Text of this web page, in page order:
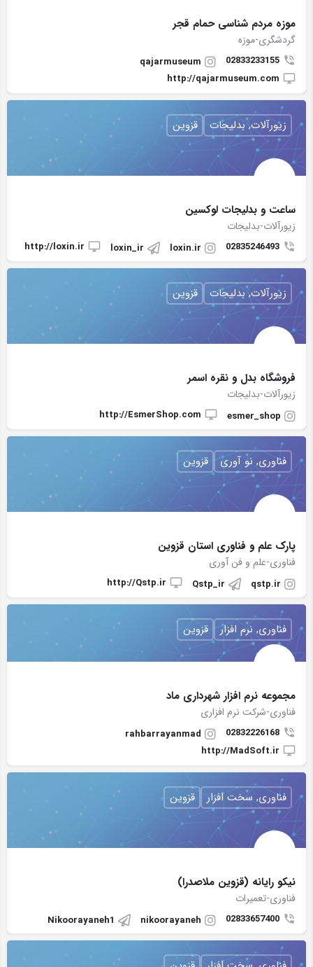
موزه مردم شناسی حمام قجر
گردشگری-موزه
02833233155
qajarmuseum
http://qajarmuseum.com
ساعت و بدلیجات لوکسین
زیورآلات-بدلیجات
02835246493
loxin.ir
loxin_ir
http://loxin.ir
زیورآلات, بدلیجات قزوین
فروشگاه بدل و نقره اسمر
زیورآلات-بدلیجات
esmer_shop
http://EsmerShop.com
زیورآلات, بدلیجات قزوین
پارک علم و فناوری استان قزوین
فناوری-علم و فن آوری
qstp.ir
Qstp_ir
http://Qstp.ir
فناوری, نو آوری قزوین
مجموعه نرم افزار شهرداری ماد
فناوری-شرکت نرم افزاری
02832226168
rahbarrayanmad
http://MadSoft.ir
فناوری, نرم افزار قزوین
نیکو رایانه (قزوین ملاصدرا)
فناوری-تعمیرات
02833657400
nikoorayaneh
Nikoorayaneh1
فناوری, سخت افزار قزوین